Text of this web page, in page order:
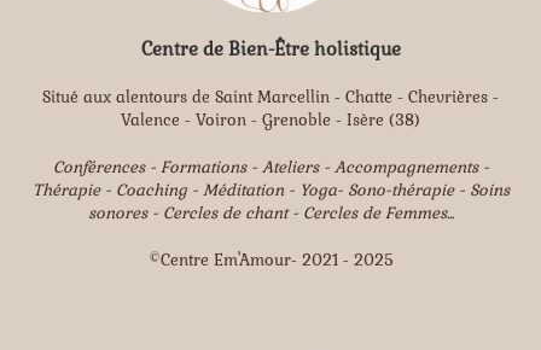
Centre de Bien-Être holistique
Situé aux alentours de Saint Marcellin - Chatte - Chevrières -
Valence - Voiron - Grenoble - Isère (38)
Conférences - Formations - Ateliers - Accompagnements -
Thérapie - Coaching - Méditation - Yoga- Sono-thérapie - Soins
sonores - Cercles de chant - Cercles de Femmes...
©Centre Em'Amour- 2021 - 2025